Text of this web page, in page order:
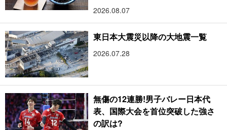
2026.08.07
東日本大震災以降の大地震一覧
2026.07.28
無傷の12連勝!男子バレー日本代
表、国際大会を首位突破した強さ
の訳は?